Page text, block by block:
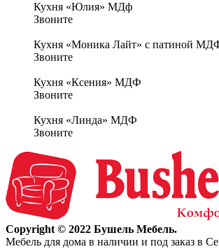
Кухня «Юлия» МДф
Звоните
Кухня «Моника Лайт» с патиной
Звоните
Кухня «Ксения» МДФ
Звоните
Кухня «Линда» МДФ
Звоните
Copyright © 2022 Бушель Мебель.
Мебель для дома в наличии и под заказ в